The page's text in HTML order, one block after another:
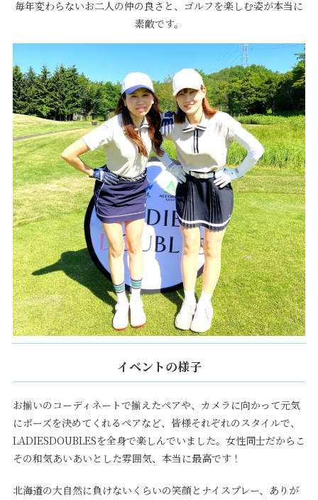
毎年変わらないお二人の仲の良さと、ゴルフを楽しむ姿が本当に
素敵です。
イベントの様子
お揃いのコーディネートで揃えたペアや、 カメラに向かって元気
にポーズを決めてくれるペアなど、 皆様それぞれのスタイルで、
LADIESDOUBLESを全身で楽しんでいました。女性同士だからこ
その和気あいあいとした雰囲気、本当に最高です！
北海道の大自然に負けないくらいの笑顔とナイスプレー、 ありが